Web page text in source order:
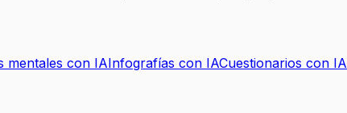
mentales con IAInfografías con IACuestionarios con IA